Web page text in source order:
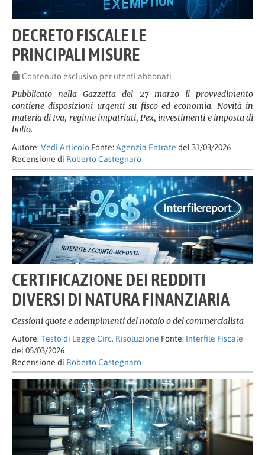
DECRETO FISCALE LE
PRINCIPALI MISURE
Contenuto esclusivo per utenti abbonati
Pubblicato nella Gazzetta del 27 marzo il provvedimento
contiene disposizioni urgenti su fisco ed economia. Novità in
materia di Iva, regime impatriati, Pex, investimenti e imposta di
bollo.
Autore: Vedi Articolo Fonte: Agenzia Entrate del 31/03/2026
Recensione di Roberto Castegnaro
CERTIFICAZIONE DEI REDDITI
DIVERSI DI NATURA FINANZIARIA
Cessioni quote e adempimenti del notaio o del commercialista
Autore: Testo di Legge Circ. Risoluzione Fonte: Interfile Fiscale
del 05/03/2026
Recensione di Roberto Castegnaro